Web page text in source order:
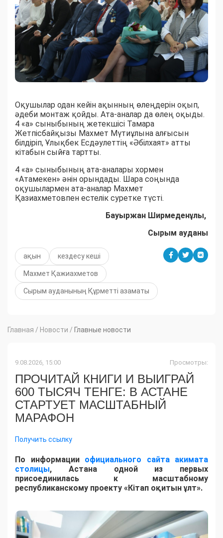
Оқушылар одан кейін ақынның өлеңдерін оқып,
әдеби монтаж қойды. Ата-аналар да өлең оқыды.
4 «а» сыныбының жетекшісі Тамара
Жетпісбайқызы Махмет Мүтиұлына алғысын
білдіріп, Ұлықбек Есдәулеттің «Әбілхаят» атты
кітабын сыйға тартты.
4 «а» сыныбының ата-аналары хормен
«Атамекен» әнін орындады. Шара соңында
оқушылармен ата-аналар Махмет
Қазиахметовпен естелік суретке түсті.
Бауыржан Ширмеденұлы,
Сырым ауданы
ақын кездесу кеші
Махмет Қажиахметов
Сырым ауданының Құрметті азаматы
Главная / Новости / Главные новости
9.08.2026, 15:00 Просмотры:
ПРОЧИТАЙ КНИГИ И ВЫИГРАЙ
600 ТЫСЯЧ ТЕНГЕ: В АСТАНЕ
СТАРТУЕТ МАСШТАБНЫЙ
МАРАФОН
Получить ссылку
По информации официального сайта акимата
столицы, Астана одной из первых
присоединилась к масштабному
республиканскому проекту «Кітап оқитын ұлт».